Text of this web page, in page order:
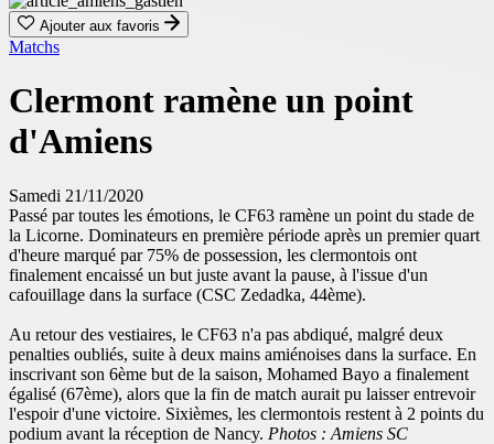
Ajouter aux favoris
Matchs
Clermont ramène un point
d'Amiens
Samedi 21/11/2020
Passé par toutes les émotions, le CF63 ramène un point du stade de
la Licorne. Dominateurs en première période après un premier quart
d'heure marqué par 75% de possession, les clermontois ont
finalement encaissé un but juste avant la pause, à l'issue d'un
cafouillage dans la surface (CSC Zedadka, 44ème).
Au retour des vestiaires, le CF63 n'a pas abdiqué, malgré deux
penalties oubliés, suite à deux mains amiénoises dans la surface. En
inscrivant son 6ème but de la saison, Mohamed Bayo a finalement
égalisé (67ème), alors que la fin de match aurait pu laisser entrevoir
l'espoir d'une victoire. Sixièmes, les clermontois restent à 2 points du
podium avant la réception de Nancy. Photos : Amiens SC